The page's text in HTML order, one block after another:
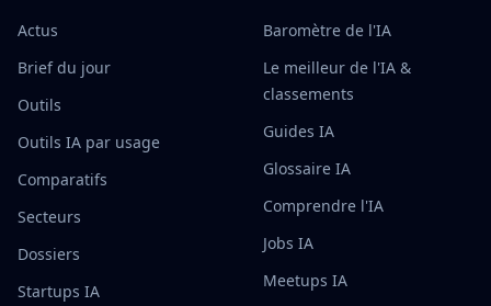
Actus
Brief du jour
Outils
Outils IA par usage
Comparatifs
Secteurs
Dossiers
Startups IA
Baromètre de l'IA
Le meilleur de l'IA &
classements
Guides IA
Glossaire IA
Comprendre l'IA
Jobs IA
Meetups IA